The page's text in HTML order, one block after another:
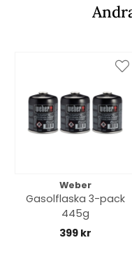
Weber
Gasolflaska 3-pack
445g
399 kr